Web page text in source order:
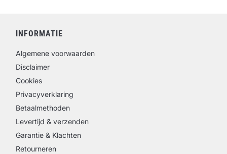
INFORMATIE
Algemene voorwaarden
Disclaimer
Cookies
Privacyverklaring
Betaalmethoden
Levertijd & verzenden
Garantie & Klachten
Retourneren